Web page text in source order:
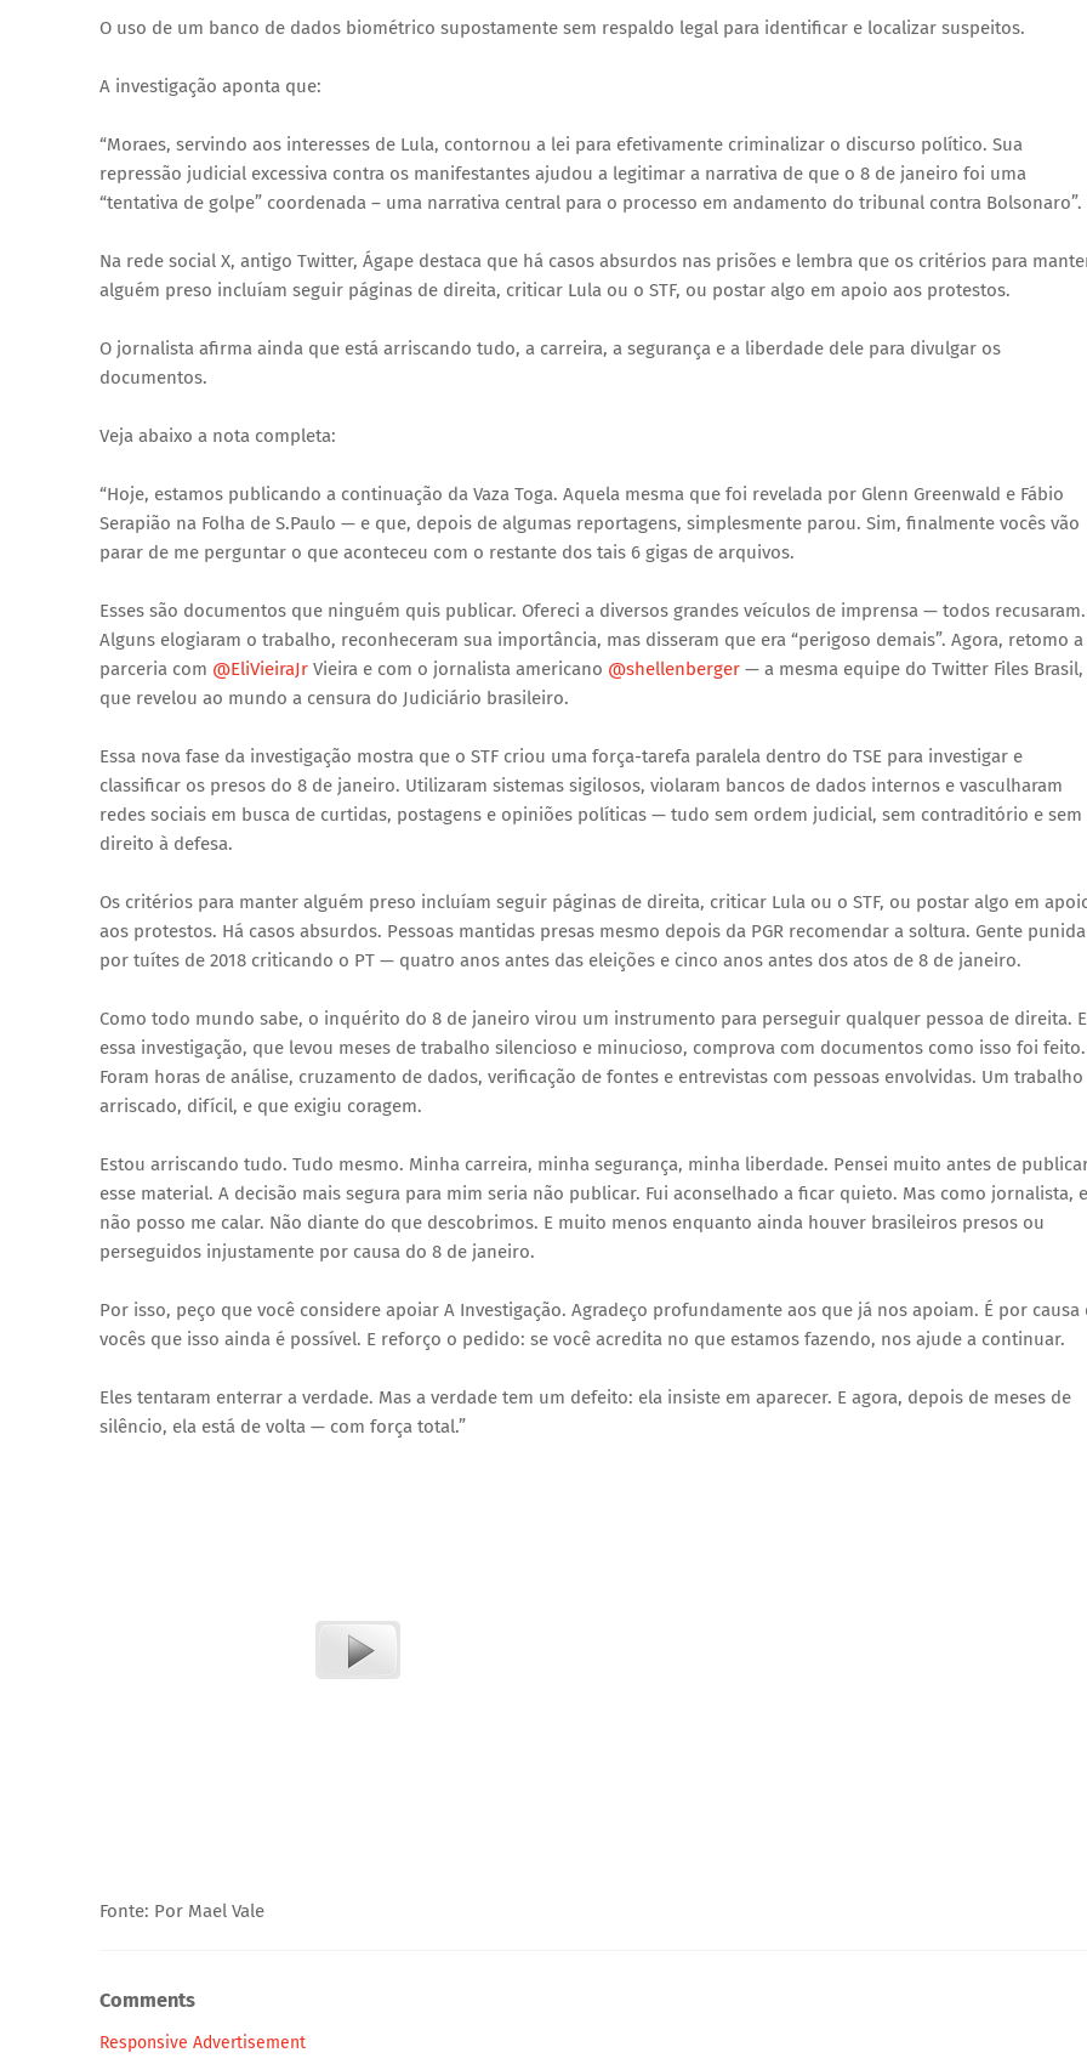
O uso de um banco de dados biométrico supostamente sem respaldo legal para identificar e localizar suspeitos.
A investigação aponta que:
“Moraes, servindo aos interesses de Lula, contornou a lei para efetivamente criminalizar o discurso político. Sua
repressão judicial excessiva contra os manifestantes ajudou a legitimar a narrativa de que o 8 de janeiro foi uma
“tentativa de golpe” coordenada – uma narrativa central para o processo em andamento do tribunal contra Bolsonaro”.
Na rede social X, antigo Twitter, Ágape destaca que há casos absurdos nas prisões e lembra que os critérios para
alguém preso incluíam seguir páginas de direita, criticar Lula ou o STF, ou postar algo em apoio aos protestos.
O jornalista afirma ainda que está arriscando tudo, a carreira, a segurança e a liberdade dele para divulgar os
documentos.
Veja abaixo a nota completa:
“Hoje, estamos publicando a continuação da Vaza Toga. Aquela mesma que foi revelada por Glenn Greenwald e Fábio
Serapião na Folha de S.Paulo — e que, depois de algumas reportagens, simplesmente parou. Sim, finalmente vocês vão
parar de me perguntar o que aconteceu com o restante dos tais 6 gigas de arquivos.
Esses são documentos que ninguém quis publicar. Ofereci a diversos grandes veículos de imprensa — todos recusaram.
Alguns elogiaram o trabalho, reconheceram sua importância, mas disseram que era “perigoso demais”. Agora, retomo a
parceria com @EliVieiraJr Vieira e com o jornalista americano @shellenberger — a mesma equipe do Twitter Files Brasil,
que revelou ao mundo a censura do Judiciário brasileiro.
Essa nova fase da investigação mostra que o STF criou uma força-tarefa paralela dentro do TSE para investigar e
classificar os presos do 8 de janeiro. Utilizaram sistemas sigilosos, violaram bancos de dados internos e vasculharam
redes sociais em busca de curtidas, postagens e opiniões políticas — tudo sem ordem judicial, sem contraditório e sem
direito à defesa.
Os critérios para manter alguém preso incluíam seguir páginas de direita, criticar Lula ou o STF, ou postar algo em
aos protestos. Há casos absurdos. Pessoas mantidas presas mesmo depois da PGR recomendar a soltura. Gente punida
por tuítes de 2018 criticando o PT — quatro anos antes das eleições e cinco anos antes dos atos de 8 de janeiro.
Como todo mundo sabe, o inquérito do 8 de janeiro virou um instrumento para perseguir qualquer pessoa de direita. E
essa investigação, que levou meses de trabalho silencioso e minucioso, comprova com documentos como isso foi feito.
Foram horas de análise, cruzamento de dados, verificação de fontes e entrevistas com pessoas envolvidas. Um trabalho
arriscado, difícil, e que exigiu coragem.
Estou arriscando tudo. Tudo mesmo. Minha carreira, minha segurança, minha liberdade. Pensei muito antes de
esse material. A decisão mais segura para mim seria não publicar. Fui aconselhado a ficar quieto. Mas como jornalista,
não posso me calar. Não diante do que descobrimos. E muito menos enquanto ainda houver brasileiros presos ou
perseguidos injustamente por causa do 8 de janeiro.
Por isso, peço que você considere apoiar A Investigação. Agradeço profundamente aos que já nos apoiam. É por causa
vocês que isso ainda é possível. E reforço o pedido: se você acredita no que estamos fazendo, nos ajude a continuar.
Eles tentaram enterrar a verdade. Mas a verdade tem um defeito: ela insiste em aparecer. E agora, depois de meses de
silêncio, ela está de volta — com força total.”
Fonte: Por Mael Vale
Comments
Responsive Advertisement